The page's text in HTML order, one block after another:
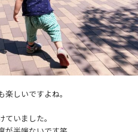
しいですよね。
いました。